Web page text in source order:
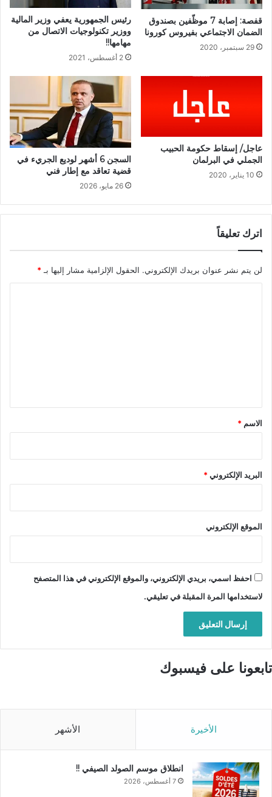
قفصة: إصابة 7 موظّفين بصندوق
الضمان الاجتماعي بفيروس كورونا
29 سبتمبر، 2020
رئيس الجمهورية يعفي وزير المالية
ووزير تكنولوجيات الاتصال من
مهامها!!
2 أغسطس، 2021
عاجل/ إسقاط حكومة الحبيب
الجملي في البرلمان
10 يناير، 2020
السجن 6 أشهر لوديع الجريء في
قضية تعاقد مع إطار فني
26 مايو، 2026
اترك تعليقاً
لن يتم نشر عنوان بريدك الإلكتروني. الحقول الإلزامية مشار إليها بـ *
*
الاسم *
البريد الإلكتروني*
الموقع الإلكتروني
احفظ اسمي، بريدي الإلكتروني، والموقع الإلكتروني في هذا المتصفح
لاستخدامها المرة المقبلة في تعليقي.
تابعونا على فيسبوك
الأخيرة الأشهر
انطلاق موسم الصولد الصيفي !!
7 أغسطس، 2026